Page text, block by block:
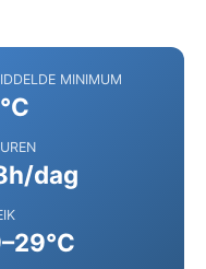
MINIMUM
dag